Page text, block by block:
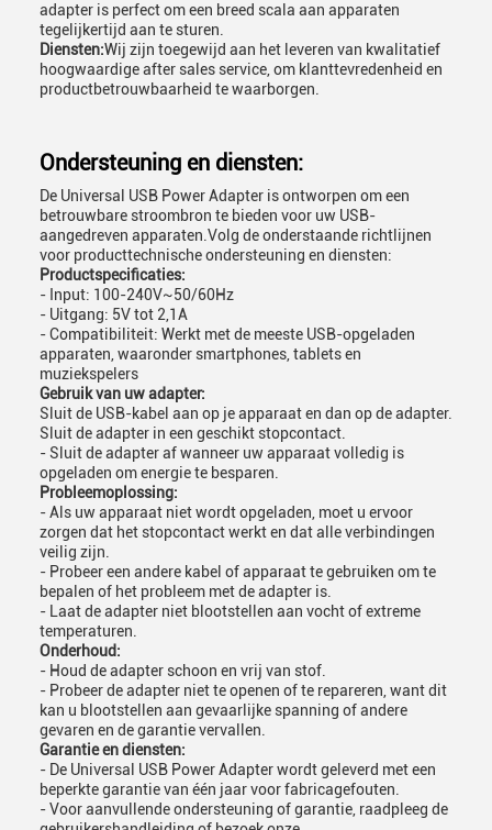
adapter is perfect om een breed scala aan apparaten
tegelijkertijd aan te sturen.
Diensten:Wij zijn toegewijd aan het leveren van kwalitatief
hoogwaardige after sales service, om klanttevredenheid en
productbetrouwbaarheid te waarborgen.
Ondersteuning en diensten:
De Universal USB Power Adapter is ontworpen om een
betrouwbare stroombron te bieden voor uw USB-
aangedreven apparaten.Volg de onderstaande richtlijnen
voor producttechnische ondersteuning en diensten:
Productspecificaties:
- Input: 100-240V~50/60Hz
- Uitgang: 5V tot 2,1A
- Compatibiliteit: Werkt met de meeste USB-opgeladen
apparaten, waaronder smartphones, tablets en
muziekspelers
Gebruik van uw adapter:
Sluit de USB-kabel aan op je apparaat en dan op de adapter.
Sluit de adapter in een geschikt stopcontact.
- Sluit de adapter af wanneer uw apparaat volledig is
opgeladen om energie te besparen.
Probleemoplossing:
- Als uw apparaat niet wordt opgeladen, moet u ervoor
zorgen dat het stopcontact werkt en dat alle verbindingen
veilig zijn.
- Probeer een andere kabel of apparaat te gebruiken om te
bepalen of het probleem met de adapter is.
- Laat de adapter niet blootstellen aan vocht of extreme
temperaturen.
Onderhoud:
- Houd de adapter schoon en vrij van stof.
- Probeer de adapter niet te openen of te repareren, want dit
kan u blootstellen aan gevaarlijke spanning of andere
gevaren en de garantie vervallen.
Garantie en diensten:
- De Universal USB Power Adapter wordt geleverd met een
beperkte garantie van één jaar voor fabricagefouten.
- Voor aanvullende ondersteuning of garantie, raadpleeg de